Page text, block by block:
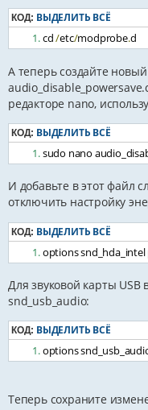
КОД: ВЫДЕЛИТЬ ВСЁ
cd /etc/modprobe.d
А теперь создайте
редакторе nano,
КОД: ВЫДЕЛИТЬ ВСЁ
sudo nano
И добавьте в этот файл
отключить настройку
КОД: ВЫДЕЛИТЬ ВСЁ
options snd_hda_intel
Для звуковой карты
snd_usb_audio:
КОД: ВЫДЕЛИТЬ ВСЁ
options
Теперь сохраните